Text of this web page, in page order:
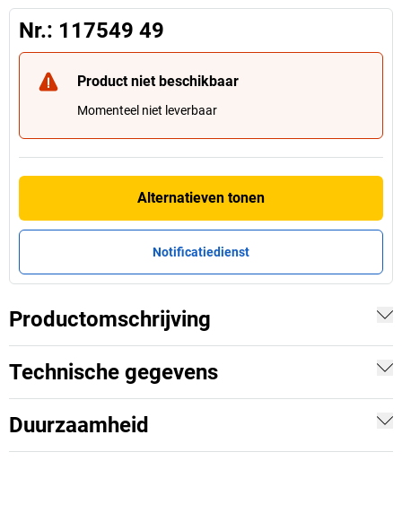
Nr.: 117549 49
Product niet beschikbaar
Momenteel niet leverbaar
Alternatieven tonen
Notificatiedienst
Productomschrijving
Technische gegevens
Duurzaamheid